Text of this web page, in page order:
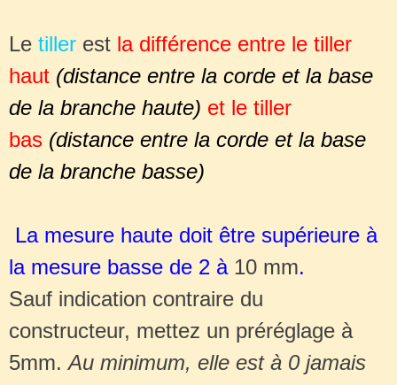
Le tiller est la différence entre le tiller
haut (distance entre la corde et la base
de la branche haute) et le tiller
bas (distance entre la corde et la base
de la branche basse)
La mesure haute doit être supérieure à
la mesure basse de 2 à 10 mm.
Sauf indication contraire du
constructeur, mettez un préréglage à
5mm.Au minimum, elle est à 0 jamais